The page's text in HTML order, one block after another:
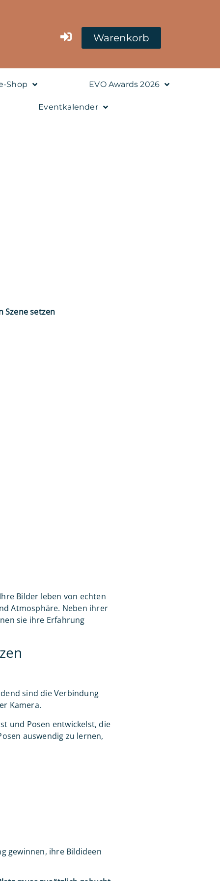
Warenkorb
Shop EVO Awards 2026
Eventkalender
Szene setzen
Ihre Bilder leben von echten
Atmosphäre. Neben ihrer
sie ihre Erfahrung
sind die Verbindung
Kamera.
und Posen entwickelst, die
auswendig zu lernen,
gewinnen, ihre Bildideen